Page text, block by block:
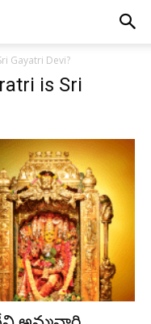
Gayatri Devi?
is Sri